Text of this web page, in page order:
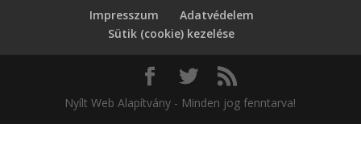
Impresszum
Adatvédelem
Sütik (cookie) kezelése
Nyílt Web Alapítvány - Minden jog fenntarva!